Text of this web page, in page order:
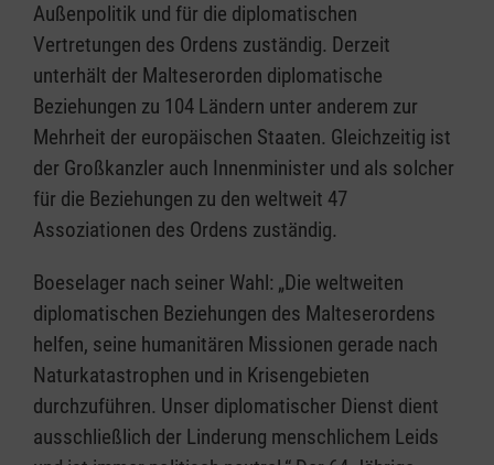
Außenpolitik und für die diplomatischen
Vertretungen des Ordens zuständig. Derzeit
unterhält der Malteserorden diplomatische
Beziehungen zu 104 Ländern unter anderem zur
Mehrheit der europäischen Staaten. Gleichzeitig ist
der Großkanzler auch Innenminister und als solcher
für die Beziehungen zu den weltweit 47
Assoziationen des Ordens zuständig.
Boeselager nach seiner Wahl: „Die weltweiten
diplomatischen Beziehungen des Malteserordens
helfen, seine humanitären Missionen gerade nach
Naturkatastrophen und in Krisengebieten
durchzuführen. Unser diplomatischer Dienst dient
ausschließlich der Linderung menschlichem Leids